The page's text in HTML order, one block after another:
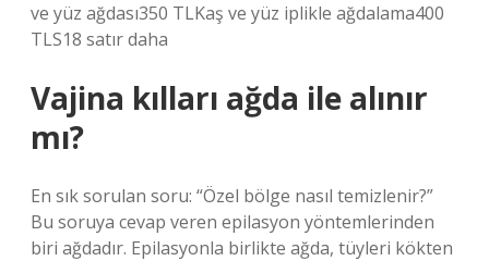
ve yüz ağdası350 TLKaş ve yüz iplikle ağdalama400
TLS18 satır daha
Vajina kılları ağda ile alınır
mı?
En sık sorulan soru: “Özel bölge nasıl temizlenir?”
Bu soruya cevap veren epilasyon yöntemlerinden
biri ağdadır. Epilasyonla birlikte ağda, tüyleri kökten